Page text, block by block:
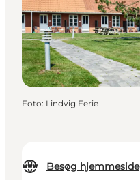
Besøg hjemmeside
Foto: Lindvig Ferie